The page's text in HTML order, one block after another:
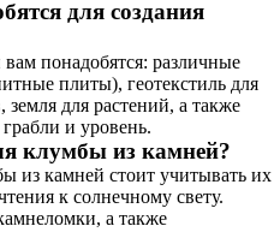
для создания
понадобятся: различные
плиты), геотекстиль для
земля для растений, а также
и уровень.
клумбы из камней?
из камней стоит учитывать их
к солнечному свету.
а также